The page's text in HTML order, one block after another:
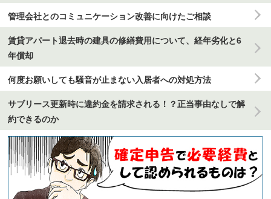
管理会社とのコミュニケーション改善に向けたご相談
賃貸アパート退去時の建具の修繕費用について、経年劣化と6
年償却
何度お願いしても騒音が止まない入居者への対処方法
サブリース更新時に違約金を請求される！？正当事由なしで解
約できるのか